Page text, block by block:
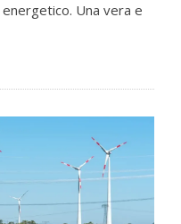
Una vera e